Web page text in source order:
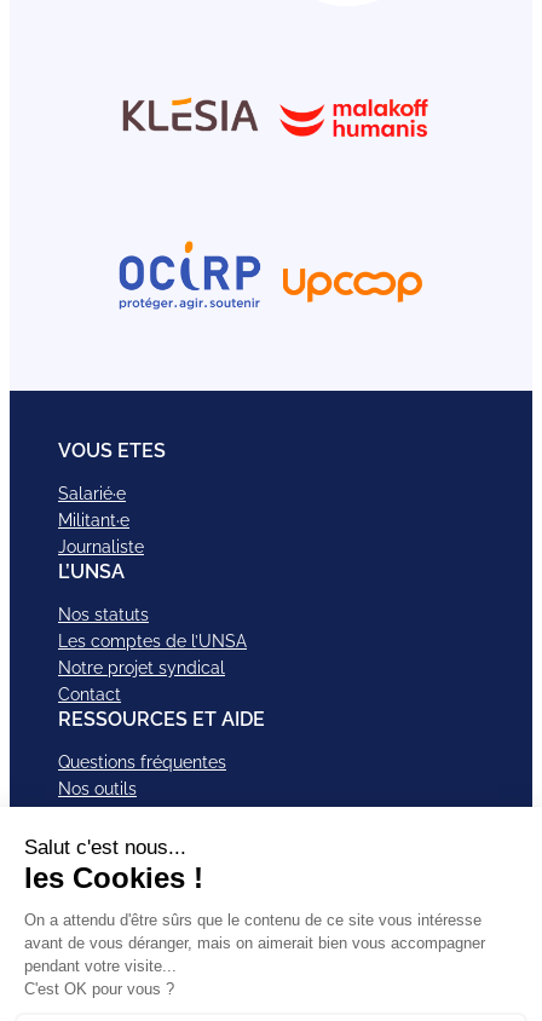
VOUS ETES
Salarié·e
Militant·e
Journaliste
L’UNSA
Nos statuts
Les comptes de l’UNSA
Notre projet syndical
Contact
RESSOURCES ET AIDE
Questions fréquentes
Nos outils
Nos structures et services
Je VEUX Adhérer
ABonnez-vous à nos newsletter